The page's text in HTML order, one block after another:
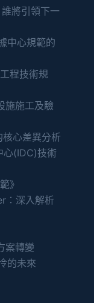
將引領下一
中心規範的
程技術規
施施工及驗
心差異分析
心(IDC)技術
》
：深入解析
案轉變
的未來